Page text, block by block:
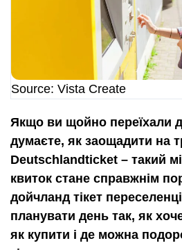
Source: Vista Create
Якщо ви щойно переїхали
думаєте, як заощадити на
Deutschlandticket – такий
квиток стане справжнім
дойчланд тікет
планувати день так, як
як купити і де можна